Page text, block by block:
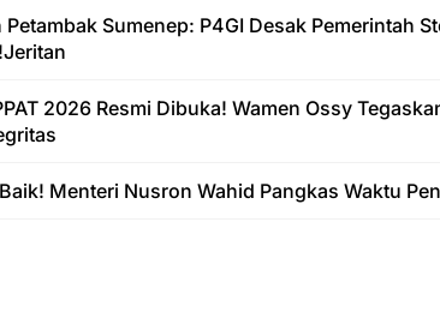
Petambak Sumenep: P4GI Desak Pemerintah
2026 Resmi Dibuka! Wamen Ossy
Menteri Nusron Wahid Pangkas Waktu